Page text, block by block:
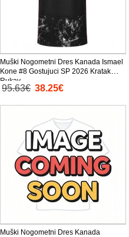
Muški Nogometni Dres Kanada Ismael
Kone #8 Gostujuci SP 2026 Kratak
Rukav
95.63€ 38.25€
Muški Nogometni Dres Kanada